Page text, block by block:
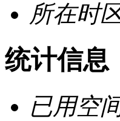
所在时
统计信息
已用空